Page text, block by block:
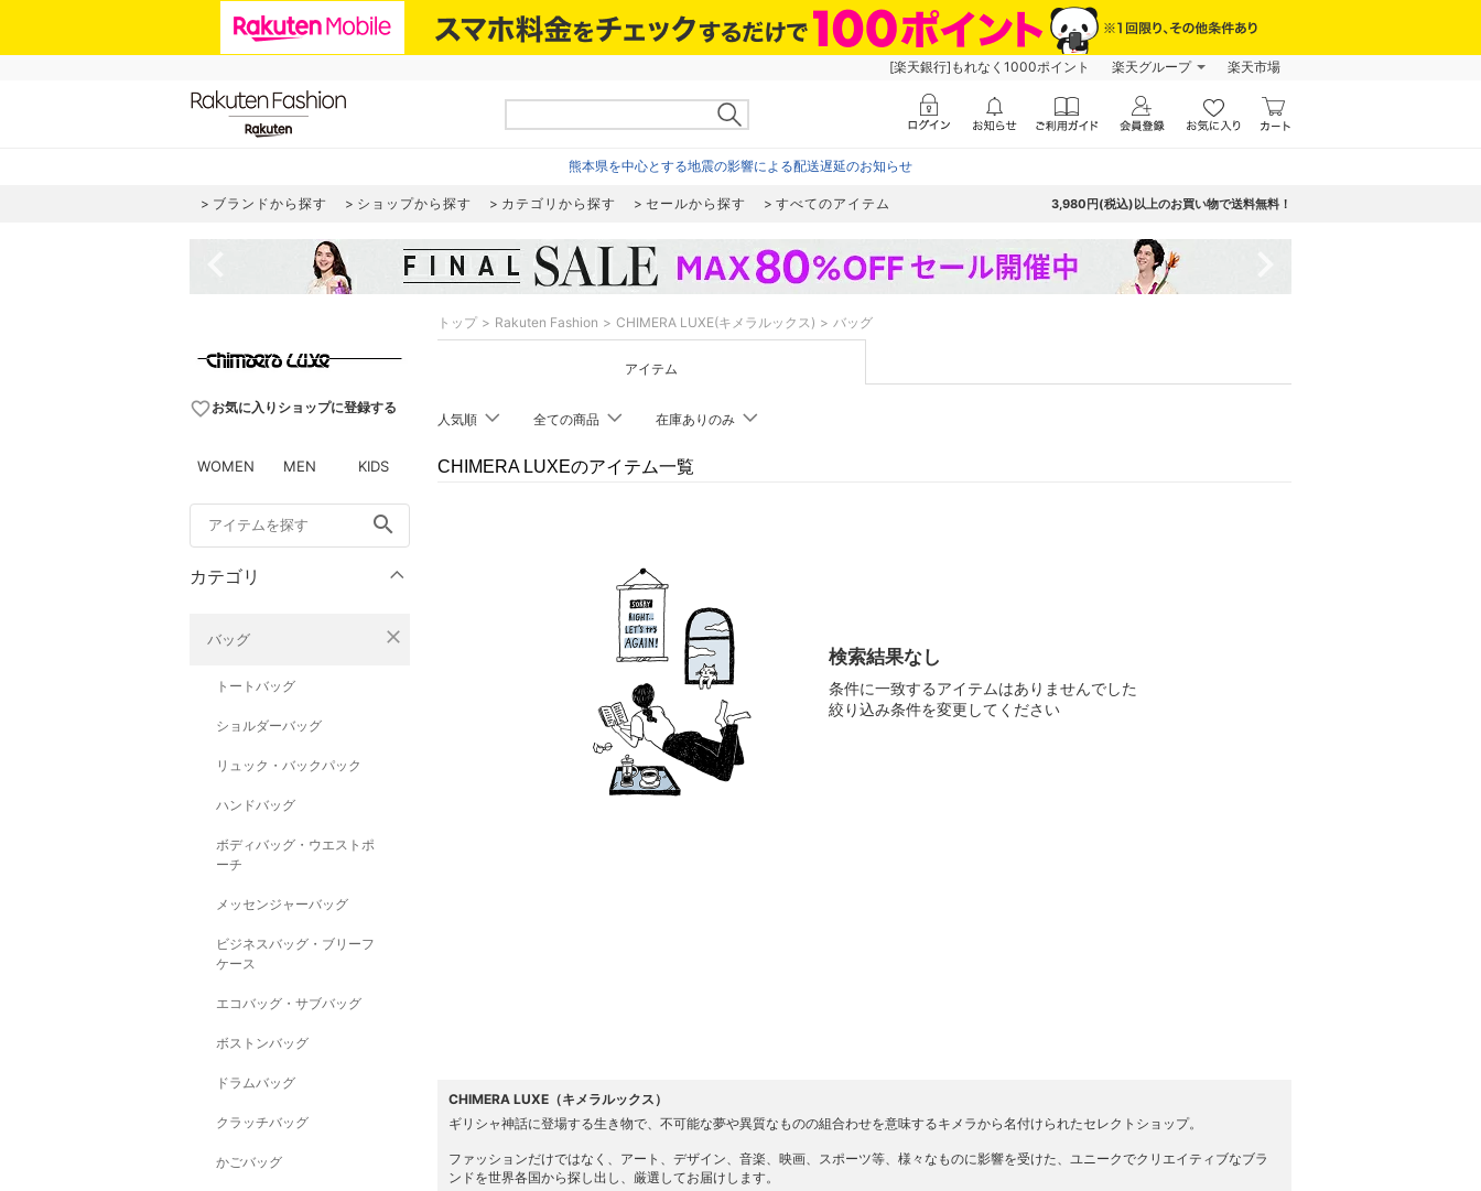
[楽天銀行]もれなく1000ポイント 楽天グループ 楽天市場
熊本県を中心とする地震の影響による配送遅延のお知らせ
ブランドから探す ショップから探す カテゴリから探す セールから探す すべてのアイテム 3,980円(税込)以上のお買い物で送料無料！
favorite_borderお気に入りショップに登録する
WOMEN MEN KIDS
search
カテゴリ
バッグ close
トートバッグ
ショルダーバッグ
リュック・バックパック
ハンドバッグ
ボディバッグ・ウエストポ
ーチ
メッセンジャーバッグ
ビジネスバッグ・ブリーフ
ケース
エコバッグ・サブバッグ
ボストンバッグ
ドラムバッグ
クラッチバッグ
かごバッグ
トップ Rakuten Fashion CHIMERA LUXE(キメラルックス) バッグ
アイテム
人気順 全ての商品 在庫ありのみ
CHIMERA LUXEのアイテム一覧
検索結果なし
条件に一致するアイテムはありませんでした
絞り込み条件を変更してください
CHIMERA LUXE（キメラルックス）
ギリシャ神話に登場する生き物で、不可能な夢や異質なものの組合わせを意味するキメラから名付けられたセレクトショップ。
ファッションだけではなく、アート、デザイン、音楽、映画、スポーツ等、様々なものに影響を受けた、ユニークでクリエイティブなブラ
ンドを世界各国から探し出し、厳選してお届けします。